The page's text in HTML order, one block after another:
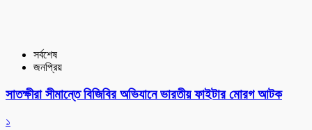
সর্বশেষ
জনপ্রিয়
সাতক্ষীরা সীমান্তে বিজিবির অভিযানে ভারতীয় ফাইটার মোরগ আটক
১